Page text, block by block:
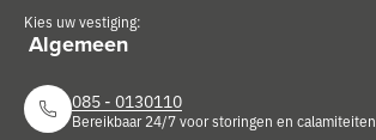
Kies uw vestiging:
085 - 0130110
Bereikbaar 24/7 voor storingen en calamiteiten